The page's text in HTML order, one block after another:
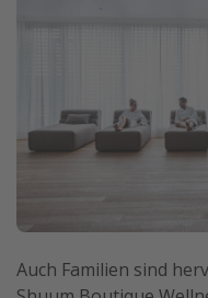
Auch Familien sind